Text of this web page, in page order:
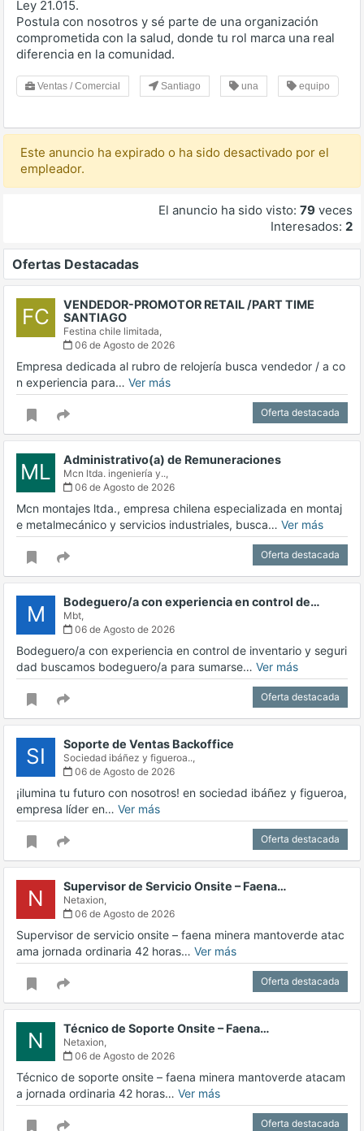
Ley 21.015.
Postula con nosotros y sé parte de una organización
comprometida con la salud, donde tu rol marca una real
diferencia en la comunidad.
Ventas / Comercial Santiago una equipo
Este anuncio ha expirado o ha sido desactivado por el
empleador.
El anuncio ha sido visto: 79 veces
Interesados: 2
Ofertas Destacadas
FC
VENDEDOR-PROMOTOR RETAIL /PART TIME
SANTIAGO
Festina chile limitada,
06 de Agosto de 2026
Empresa dedicada al rubro de relojería busca vendedor / a co
n experiencia para… Ver más
Oferta destacada
ML Administrativo(a) de Remuneraciones
Mcn ltda. ingeniería y..,
06 de Agosto de 2026
Mcn montajes ltda., empresa chilena especializada en montaj
e metalmecánico y servicios industriales, busca… Ver más
Oferta destacada
M Bodeguero/a con experiencia en control de…
Mbt,
06 de Agosto de 2026
Bodeguero/a con experiencia en control de inventario y seguri
dad buscamos bodeguero/a para sumarse… Ver más
Oferta destacada
SI Soporte de Ventas Backoffice
Sociedad ibáñez y figueroa..,
06 de Agosto de 2026
¡ilumina tu futuro con nosotros! en sociedad ibáñez y figueroa,
empresa líder en… Ver más
Oferta destacada
N Supervisor de Servicio Onsite – Faena…
Netaxion,
06 de Agosto de 2026
Supervisor de servicio onsite – faena minera mantoverde atac
ama jornada ordinaria 42 horas… Ver más
Oferta destacada
N Técnico de Soporte Onsite – Faena…
Netaxion,
06 de Agosto de 2026
Técnico de soporte onsite – faena minera mantoverde atacam
a jornada ordinaria 42 horas… Ver más
Oferta destacada